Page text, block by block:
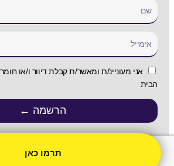
אני מעוניינ/ת ומאשר/ת קבלת דיוור ו/או
הבית
הרשמה ←
תרמו כאן